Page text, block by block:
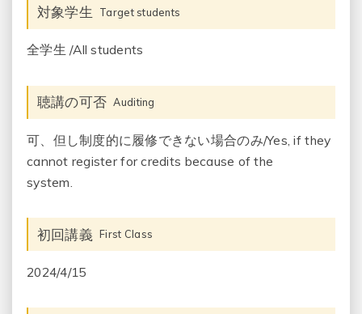
対象学生 Target students
全学生 /All students
聴講の可否 Auditing
可、但し制度的に履修できない場合のみ/Yes, if they
cannot register for credits because of the
system.
初回講義 First Class
2024/4/15